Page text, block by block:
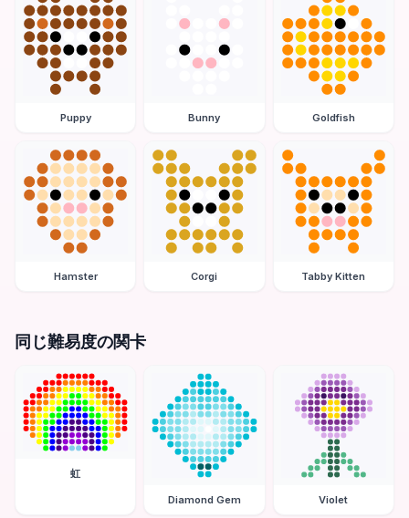
Puppy Bunny Goldfish
Hamster Corgi Tabby Kitten
同じ難易度の関卡
虹
Diamond Gem Violet